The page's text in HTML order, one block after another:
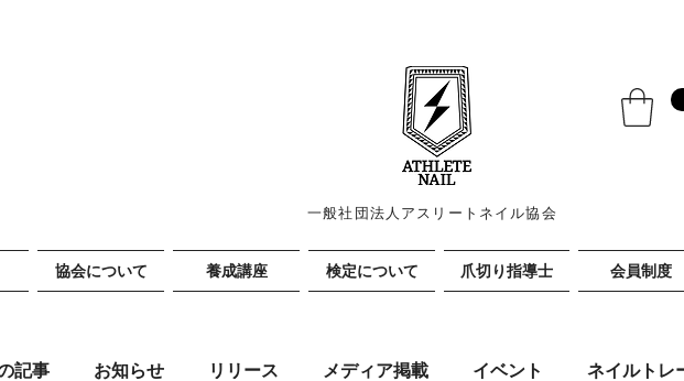
一般社団法人アスリートネイル協会
協会について 養成講座 検定について 爪切り指導士 会員制度
記事 お知らせ リリース メディア掲載 イベント ネイルトレ